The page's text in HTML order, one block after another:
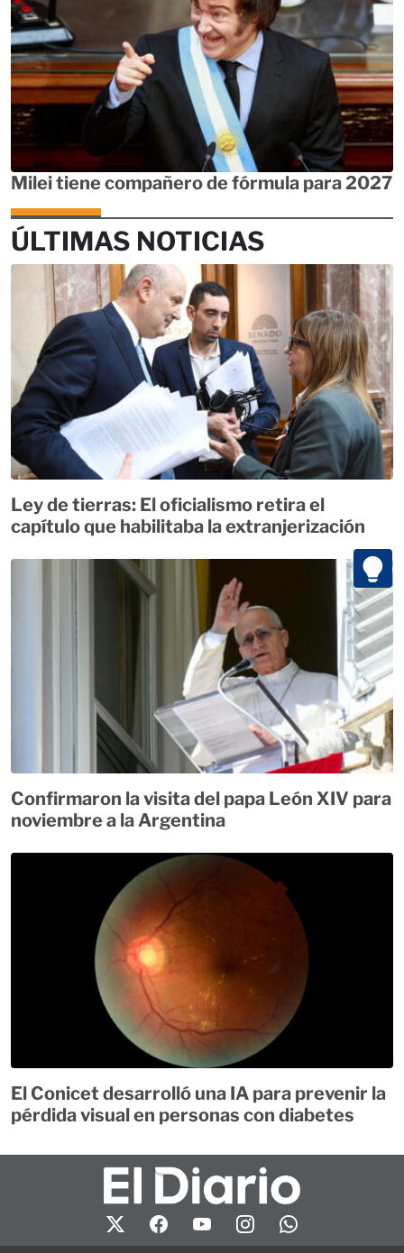
Milei tiene compañero de fórmula para 2027
ÚLTIMAS NOTICIAS
Ley de tierras: El oficialismo retira el
capítulo que habilitaba la extranjerización
Confirmaron la visita del papa León XIV para
noviembre a la Argentina
El Conicet desarrolló una IA para prevenir la
pérdida visual en personas con diabetes